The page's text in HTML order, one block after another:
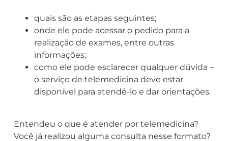
quais são as etapas seguintes;
onde ele pode acessar o pedido para a
realização de exames, entre outras
informações;
como ele pode esclarecer qualquer dúvida –
o serviço de telemedicina deve estar
disponível para atendê-lo e dar orientações.
Entendeu o que é atender por telemedicina?
Você já realizou alguma consulta nesse formato?